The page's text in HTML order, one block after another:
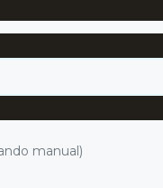
manual)